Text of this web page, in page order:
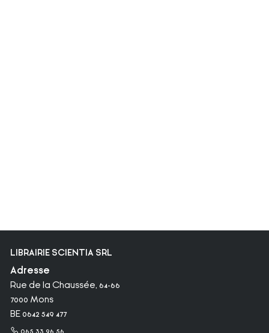
LIBRAIRIE SCIENTIA SRL
Adresse
Rue de la Chaussée, 64-66
7000 Mons
BE 0642 549 477
065 33 96 56